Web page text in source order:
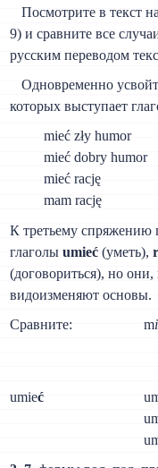
Посмотрите в текст
9) и сравните все
русским переводом
Одновременно
которых выступает
mieć zły humor
mieć dobry humor
mieć rację
mam rację
К третьему спряжению
глаголыumieć (уметь),
(договориться), но они,
видоизменяют основы.
Сравните:
m
umieć